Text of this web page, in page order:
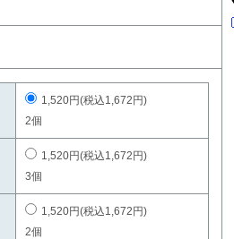
1,520円(税込1,672円)
2個
1,520円(税込1,672円)
3個
1,520円(税込1,672円)
2個